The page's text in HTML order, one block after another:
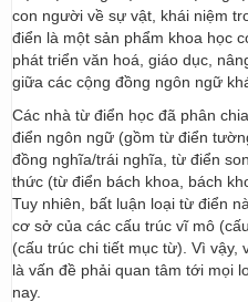
con người về sự vật, khái niệm
điển là một sản phẩm khoa học
phát triển văn hoá, giáo dục,
giữa các cộng đồng ngôn ngữ
Các nhà từ điển học đã phân
điển ngôn ngữ (gồm từ điển
đồng nghĩa/trái nghĩa, từ điển
thức (từ điển bách khoa, bách
Tuy nhiên, bất luận loại từ điển
cơ sở của các cấu trúc vĩ mô
(cấu trúc chi tiết mục từ). Vì vậy,
là vấn đề phải quan tâm tới mọi
nay.